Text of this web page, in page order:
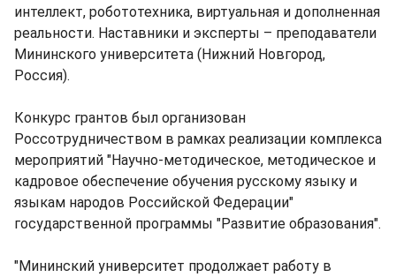
интеллект, робототехника, виртуальная и дополненная
реальности. Наставники и эксперты – преподаватели
Мининского университета (Нижний Новгород,
Россия).
Конкурс грантов был организован
Россотрудничеством в рамках реализации комплекса
мероприятий "Научно-методическое, методическое и
кадровое обеспечение обучения русскому языку и
языкам народов Российской Федерации"
государственной программы "Развитие образования".
"Мининский университет продолжает работу в